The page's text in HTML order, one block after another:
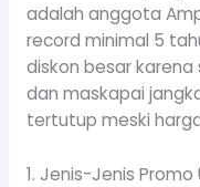
adalah anggota
record minimal 5
diskon besar
dan maskapai
tertutup meski
1. Jenis-Jenis Promo